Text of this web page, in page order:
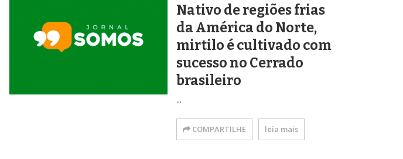
Nativo de regiões frias
da América do Norte,
mirtilo é cultivado com
sucesso no Cerrado
brasileiro
...
COMPARTILHE leia mais